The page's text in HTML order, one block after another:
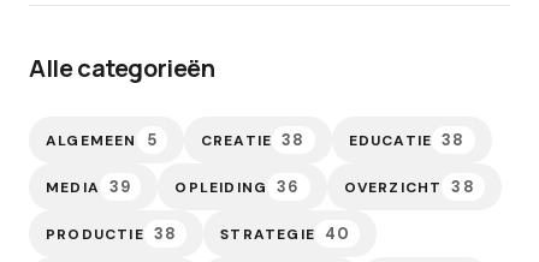
Alle categorieën
ALGEMEEN 5 CREATIE 38 EDUCATIE 38
MEDIA 39 OPLEIDING 36 OVERZICHT 38
PRODUCTIE 38 STRATEGIE 40